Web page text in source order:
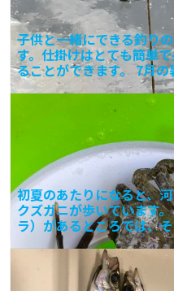
子供と一緒にできる釣り
す。仕掛けはとても簡単
ることができます。 7月
のため池
初夏のあたりになると、
クズガニが歩いています
ラ）があるところでは、
ので簡単に取